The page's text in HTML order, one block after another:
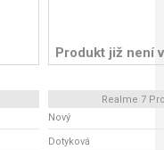
Produkt již není
Realme 7
Nový
Dotyková